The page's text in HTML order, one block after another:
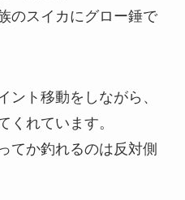
のスイカにグロー錘で
ント移動をしながら、
くれています。
てか釣れるのは反対側